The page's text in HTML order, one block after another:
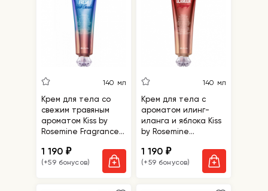
140 мл
Крем для тела со
свежим травяным
ароматом Kiss by
Rosemine Fragrance
Herb Garden
1 190₽
(+59 бонусов)
140 мл
Крем для тела с
ароматом илинг-
иланга и яблока Kiss
by Rosemine
Glamour Dazzling
1 190₽
(+59 бонусов)